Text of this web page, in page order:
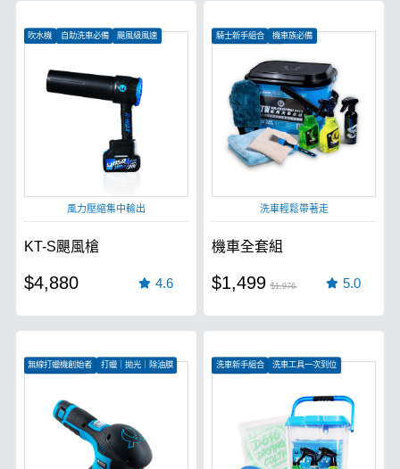
吹水機 自助洗車必備 颶風級風速
風力壓縮集中輸出
KT-S颶風槍
$4,880 4.6
騎士新手組合
機車族必備
洗車輕鬆帶著走
機車全套組
$1,499 $1,976 5.0
無線打蠟機創始者
打蠟｜拋光｜除油膜
洗車新手組合
洗車工具一次到位